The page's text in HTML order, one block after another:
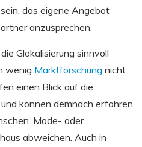
das eigene Angebot
anzusprechen.
Glokalisierung sinnvoll
wenig Marktforschung nicht
einen Blick auf die
können demnach erfahren,
Mode- oder
abweichen. Auch in